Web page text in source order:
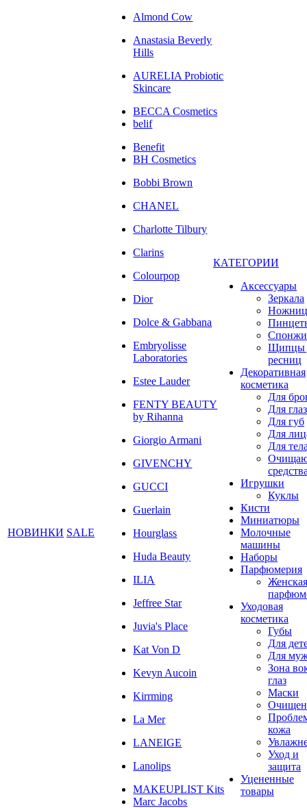
НОВИНКИ SALE
Almond Cow
Anastasia Beverly
Hills
AURELIA Probiotic
Skincare
BECCA Cosmetics
belif
Benefit
BH Cosmetics
Bobbi Brown
CHANEL
Charlotte Tilbury
Clarins
Colourpop
Dior
Dolce & Gabbana
Embryolisse
Laboratories
Estee Lauder
FENTY BEAUTY
by Rihanna
Giorgio Armani
GIVENCHY
GUCCI
Guerlain
Hourglass
Huda Beauty
ILIA
Jeffree Star
Juvia's Place
Kat Von D
Kevyn Aucoin
Kirrming
La Mer
LANEIGE
Lanolips
MAKEUPLIST Kits
Marc Jacobs
КАТЕГОРИИ
Аксессуары
Зеркала
Спонжи
Щипцы
ресниц
Декоративная
косметика
Для
Для глаз
Для губ
Для
Для
Игрушки
Куклы
Кисти
Миниатюры
Молочные
машины
Наборы
Парфюмерия
Женская
Уходовая
косметика
Губы
Для
Для
Зона
глаз
Маски
кожа
Уход и
защита
Уцененные
товары